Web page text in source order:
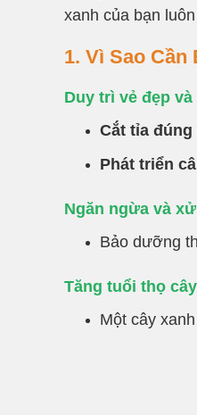
xanh của bạn
1. Vì Sao
Duy trì vẻ đẹp
Cắt tỉa đúng
Phát triển
Ngăn ngừa và
Bảo dưỡng
Tăng tuổi thọ
Một cây